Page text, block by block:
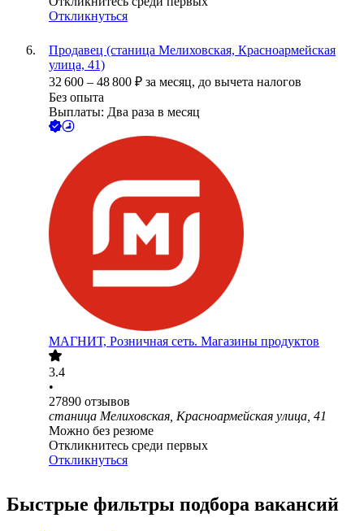
Откликнуться
Продавец (станица Мелиховская, Красноармейская
улица, 41)
32 600 – 48 800 ₽ за месяц, до вычета налогов
Без опыта
Выплаты: Два раза в месяц
МАГНИТ, Розничная сеть. Магазины продуктов
3.4
•
27890 отзывов
станица Мелиховская, Красноармейская улица, 41
Можно без резюме
Откликнитесь среди первых
Откликнуться
Быстрые фильтры подбора вакансий